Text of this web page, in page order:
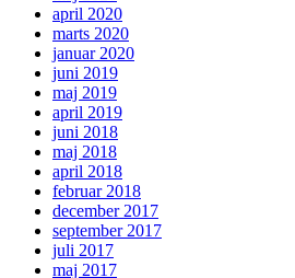
april 2020
marts 2020
januar 2020
juni 2019
maj 2019
april 2019
juni 2018
maj 2018
april 2018
februar 2018
december 2017
september 2017
juli 2017
maj 2017